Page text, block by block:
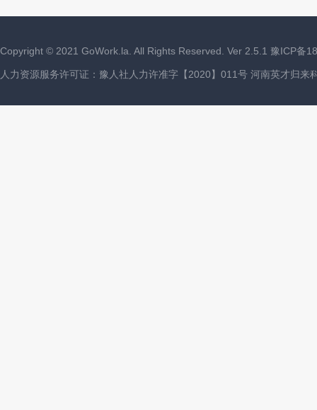
Copyright © 2021 GoWork.la. All Rights Reserved. Ver 2.5.1 豫ICP备
人力资源服务许可证：豫人社人力许准字【2020】011号 河南英才归来